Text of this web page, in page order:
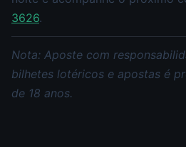
3626.
Nota: Aposte com
bilhetes lotéricos e apostas é
de 18 anos.